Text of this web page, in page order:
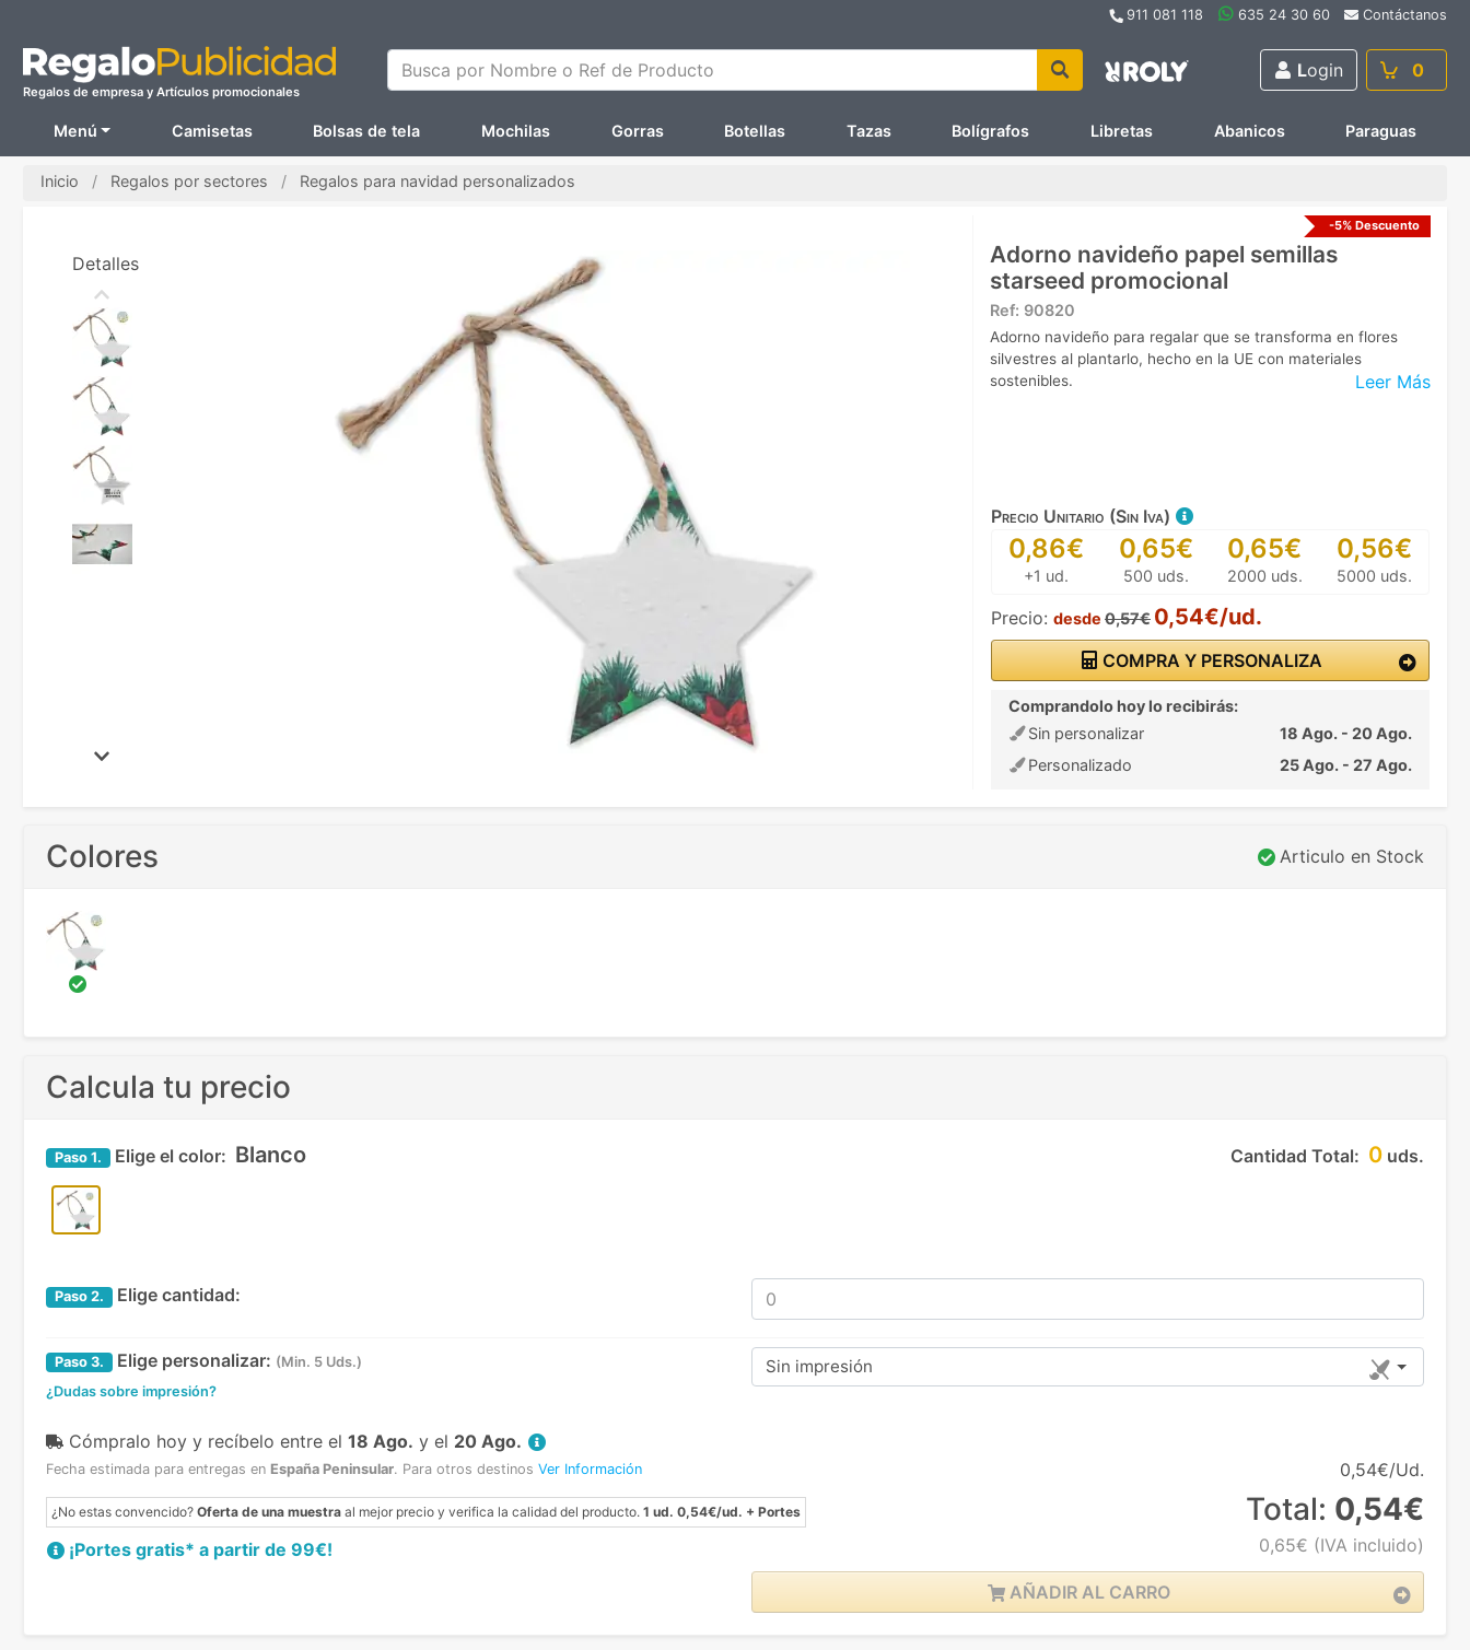
911 081 118 635 24 30 60 Contáctanos
Regalos de empresa y Artículos promocionales
Busca por Nombre o Ref de Producto Login 0
Menú Camisetas Bolsas de tela Mochilas Gorras Botellas Tazas Bolígrafos Libretas Abanicos Paraguas
Inicio Regalos por sectores Regalos para navidad personalizados
-5% Descuento
Adorno navideño papel semillas
starseed promocional
Ref: 90820
Leer Más
Adorno navideño para regalar que se transforma en flores
silvestres al plantarlo, hecho en la UE con materiales
sostenibles.
Precio Unitario (Sin Iva)
0,86€
+1 ud.
0,65€
500 uds.
0,65€
2000 uds.
0,56€
5000 uds.
Precio: desde 0,57€ 0,54€/ud.
COMPRA Y PERSONALIZA
Comprandolo hoy lo recibirás:
Sin personalizar
18 Ago. - 20 Ago.
Personalizado
25 Ago. - 27 Ago.
Detalles
Colores Articulo en Stock
Calcula tu precio
Cantidad Total: 0 uds.
Paso 1. Elige el color: Blanco
Paso 2. Elige cantidad:
Paso 3. Elige personalizar: (Min. 5 Uds.)
¿Dudas sobre impresión?
Sin impresión
Cómpralo hoy y recíbelo entre el 18 Ago. y el 20 Ago.
Fecha estimada para entregas en España Peninsular. Para otros destinos Ver Información
¿No estas convencido? Oferta de una muestra al mejor precio y verifica la calidad del producto. 1 ud. 0,54€/ud. + Portes
¡Portes gratis* a partir de 99€!
0,54€/Ud.
Total: 0,54€
0,65€ (IVA incluido)
AÑADIR AL CARRO